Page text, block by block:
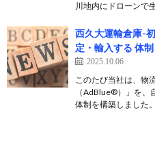
川地内にドローンで
西久大運輸倉庫-
定・輸入する 体
2025.10.06
このたび当社は、物
（AdBlue®）」を、
体制を構築しました